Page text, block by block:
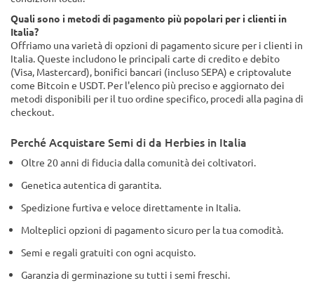
Quali sono i metodi di pagamento più popolari per i clienti in
Italia?
Offriamo una varietà di opzioni di pagamento sicure per i clienti in
Italia. Queste includono le principali carte di credito e debito
(Visa, Mastercard), bonifici bancari (incluso SEPA) e criptovalute
come Bitcoin e USDT. Per l'elenco più preciso e aggiornato dei
metodi disponibili per il tuo ordine specifico, procedi alla pagina di
checkout.
Perché Acquistare Semi di da Herbies in Italia
Oltre 20 anni di fiducia dalla comunità dei coltivatori.
Genetica autentica di garantita.
Spedizione furtiva e veloce direttamente in Italia.
Molteplici opzioni di pagamento sicuro per la tua comodità.
Semi e regali gratuiti con ogni acquisto.
Garanzia di germinazione su tutti i semi freschi.